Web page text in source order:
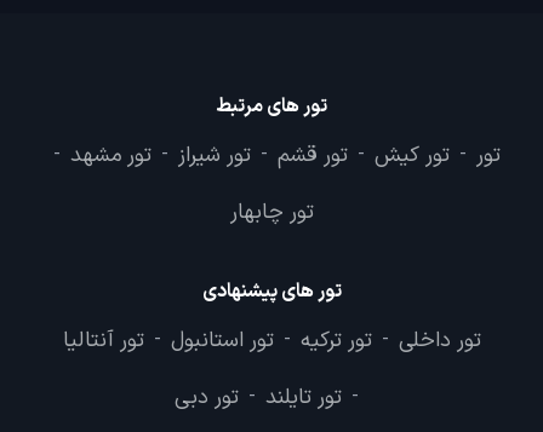
تور های مرتبط
تور - تور کیش - تور قشم - تور شیراز - تور مشهد -
تور چابهار
تور های پیشنهادی
تور داخلی - تور ترکیه - تور استانبول - تور آنتالیا
- تور تایلند - تور دبی